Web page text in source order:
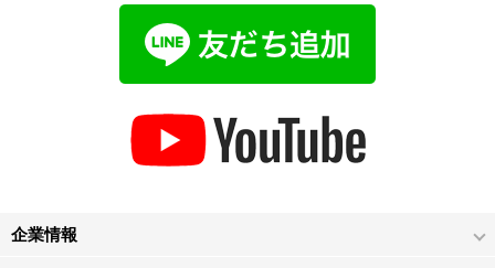
企業情報